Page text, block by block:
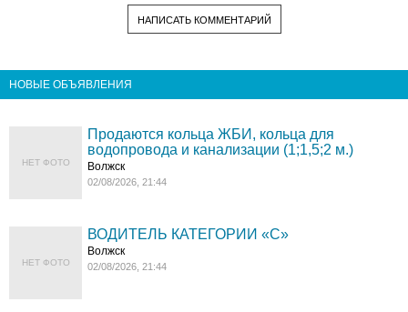
НАПИСАТЬ КОММЕНТАРИЙ
НОВЫЕ ОБЪЯВЛЕНИЯ
НЕТ ФОТО
Продаются кольца ЖБИ, кольца для
водопровода и канализации (1;1,5;2 м.)
Волжск
02/08/2026, 21:44
НЕТ ФОТО
ВОДИТЕЛЬ КАТЕГОРИИ «C»
Волжск
02/08/2026, 21:44